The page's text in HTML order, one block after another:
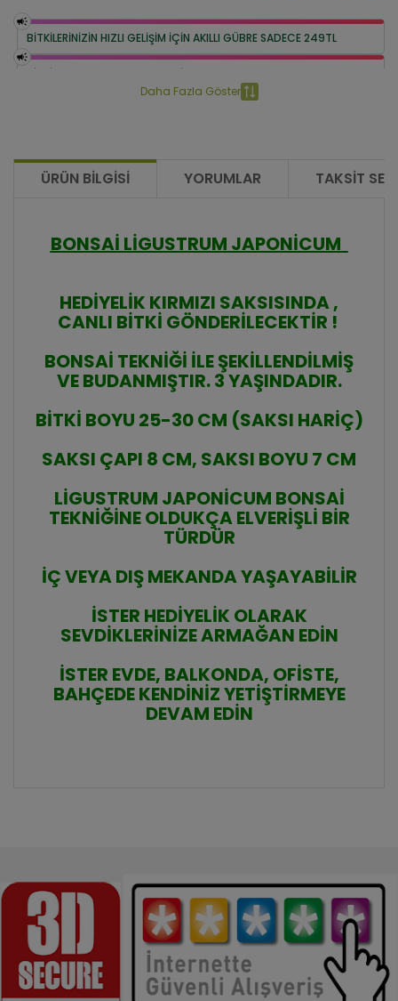
BİTKİLERİNİZİN HIZLI GELİŞİM İÇİN AKILLI GÜBRE SADECE 249TL
BİTKİ COŞTURAN BESLEME SETİ 399 TL
Daha Fazla Göster
ÜRÜN BILGISI YORUMLAR TAKSIT
BONSAİ LİGUSTRUM JAPONİCUM
HEDİYELİK KIRMIZI SAKSISINDA ,
CANLI BİTKİ GÖNDERİLECEKTİR !
BONSAİ TEKNİĞİ İLE ŞEKİLLENDİLMİŞ
VE BUDANMIŞTIR. 3 YAŞINDADIR.
BİTKİ BOYU 25-30 CM (SAKSI HARİÇ)
SAKSI ÇAPI 8 CM, SAKSI BOYU 7 CM
LİGUSTRUM JAPONİCUM BONSAİ
TEKNİĞİNE OLDUKÇA ELVERİŞLİ BİR
TÜRDÜR
İÇ VEYA DIŞ MEKANDA YAŞAYABİLİR
İSTER HEDİYELİK OLARAK
SEVDİKLERİNİZE ARMAĞAN EDİN
İSTER EVDE, BALKONDA, OFİSTE,
BAHÇEDE KENDİNİZ YETİŞTİRMEYE
DEVAM EDİN